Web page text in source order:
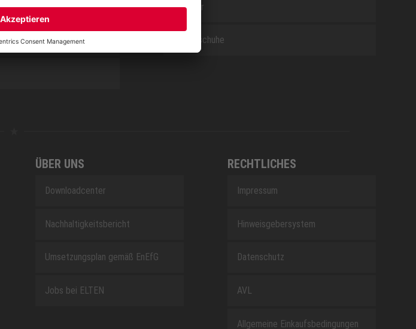
Zubehör
Berufsschuhe
ÜBER UNS
Downloadcenter
Nachhaltigkeitsbericht
Umsetzungsplan gemäß EnEfG
Jobs bei ELTEN
RECHTLICHES
Impressum
Hinweisgebersystem
Datenschutz
AVL
Allgemeine Einkaufsbedingungen